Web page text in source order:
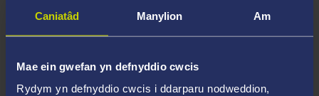
Caniatâd Manylion Am
Mae ein gwefan yn defnyddio cwcis
Rydym yn defnyddio cwcis i ddarparu nodweddion,